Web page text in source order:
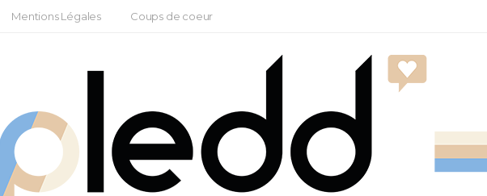
Mentions Légales Coups de coeur